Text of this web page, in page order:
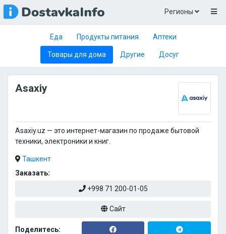
Регионы
Еда Продукты питания Аптеки
Товары для дома Другие Досуг
Asaxiy
Asaxiy.uz — это интернет-магазин по продаже бытовой
техники, электроники и книг.
Ташкент
Заказать:
+998 71 200-01-05
Сайт
Поделитесь: